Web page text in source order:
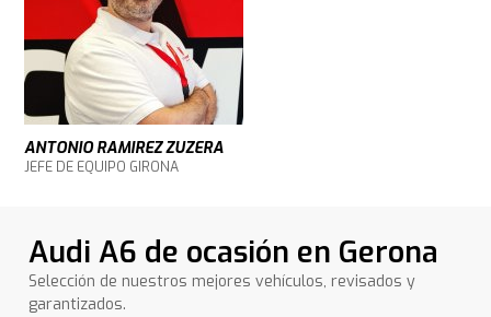
ANTONIO RAMIREZ ZUZERA
JEFE DE EQUIPO GIRONA
Audi A6 de ocasión en Gerona
Selección de nuestros mejores vehículos, revisados y
garantizados.